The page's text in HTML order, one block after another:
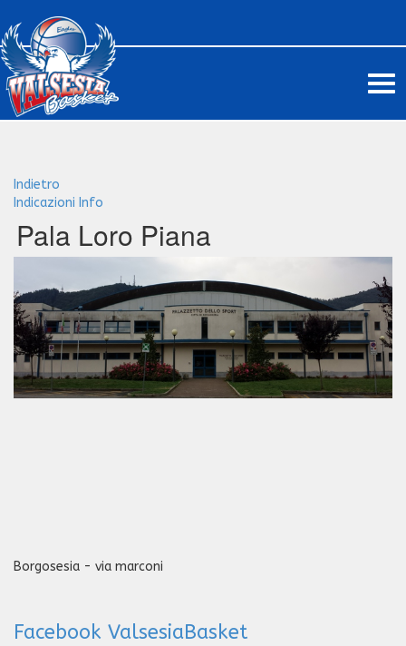
Indietro
Indicazioni Info
Pala Loro Piana
Borgosesia - via marconi
Facebook ValsesiaBasket